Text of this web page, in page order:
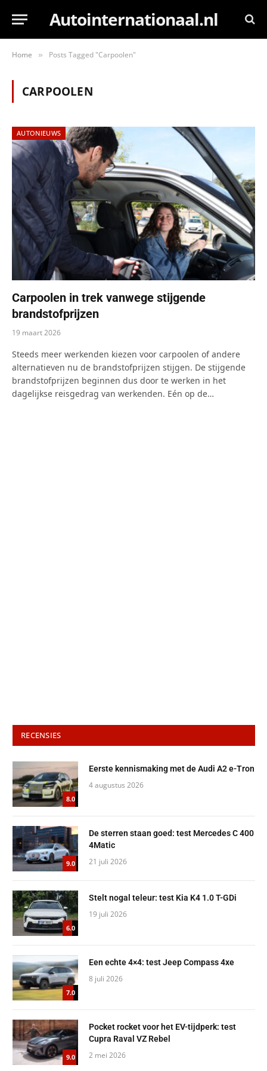
Autointernationaal.nl
Home » Posts Tagged "Carpoolen"
CARPOOLEN
AUTONIEUWS
Carpoolen in trek vanwege stijgende
brandstofprijzen
19 maart 2026
Steeds meer werkenden kiezen voor carpoolen of andere
alternatieven nu de brandstofprijzen stijgen. De stijgende
brandstofprijzen beginnen dus door te werken in het
dagelijkse reisgedrag van werkenden. Eén op de…
RECENSIES
8.0
Eerste kennismaking met de Audi A2 e-Tron
4 augustus 2026
9.0
De sterren staan goed: test Mercedes C 400
4Matic
21 juli 2026
6.0
Stelt nogal teleur: test Kia K4 1.0 T-GDi
19 juli 2026
7.0
Een echte 4×4: test Jeep Compass 4xe
8 juli 2026
9.0
Pocket rocket voor het EV-tijdperk: test
Cupra Raval VZ Rebel
2 mei 2026